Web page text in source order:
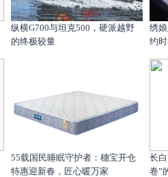
纵横G700与坦克500，硬派越野
的终极较量
绣
约
55载国民睡眠守护者：穗宝开仓
特惠迎新春，匠心暖万家
长
卷”